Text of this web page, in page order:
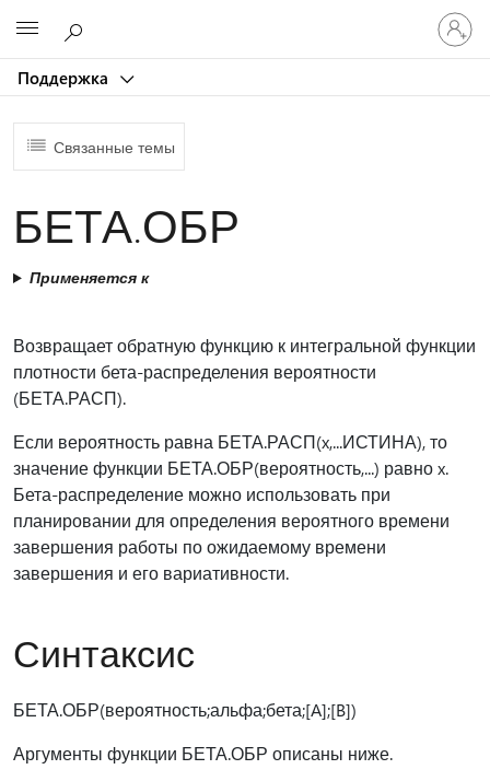
Поддержка
Связанные темы
БЕТА.ОБР
Применяется к
Возвращает обратную функцию к интегральной функции
плотности бета-распределения вероятности
(БЕТА.РАСП).
Если вероятность равна БЕТА.РАСП(x,...ИСТИНА), то
значение функции БЕТА.ОБР(вероятность,...) равно x.
Бета-распределение можно использовать при
планировании для определения вероятного времени
завершения работы по ожидаемому времени
завершения и его вариативности.
Синтаксис
БЕТА.ОБР(вероятность;альфа;бета;[A];[B])
Аргументы функции БЕТА.ОБР описаны ниже.